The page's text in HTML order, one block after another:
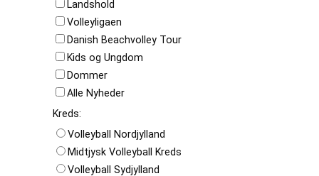
Landshold
Volleyligaen
Danish Beachvolley Tour
Kids og Ungdom
Dommer
Alle Nyheder
Kreds:
Volleyball Nordjylland
Midtjysk Volleyball Kreds
Volleyball Sydjylland